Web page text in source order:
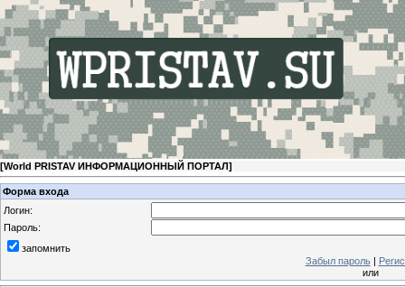
[World PRISTAV ИНФОРМАЦИОННЫЙ ПОРТАЛ]
Форма входа
Логин:
Пароль:
запомнить
Забыл пароль|
или